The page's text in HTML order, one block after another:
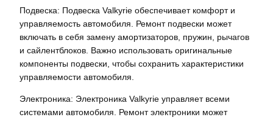
Подвеска: Подвеска Valkyrie обеспечивает комфорт и
управляемость автомобиля. Ремонт подвески может
включать в себя замену амортизаторов, пружин, рычагов
и сайлентблоков. Важно использовать оригинальные
компоненты подвески, чтобы сохранить характеристики
управляемости автомобиля.
Электроника: Электроника Valkyrie управляет всеми
системами автомобиля. Ремонт электроники может